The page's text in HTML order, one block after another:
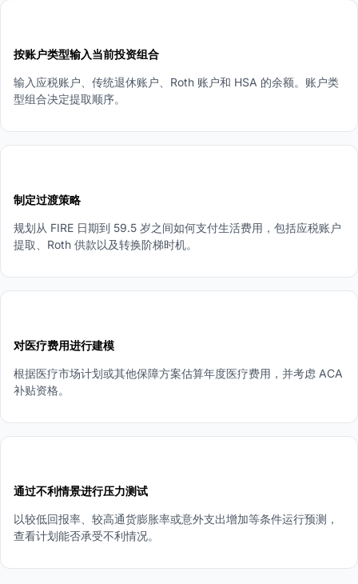
按账户类型输入当前投资组合
输入应税账户、传统退休账户、Roth 账户和 HSA 的余额。账户类
型组合决定提取顺序。
制定过渡策略
规划从 FIRE 日期到 59.5 岁之间如何支付生活费用，包括应税账户
提取、Roth 供款以及转换阶梯时机。
对医疗费用进行建模
根据医疗市场计划或其他保障方案估算年度医疗费用，并考虑 ACA
补贴资格。
通过不利情景进行压力测试
以较低回报率、较高通货膨胀率或意外支出增加等条件运行预测，
查看计划能否承受不利情况。